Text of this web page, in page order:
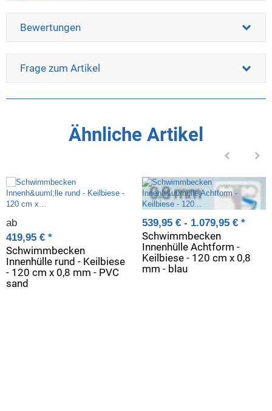
Bewertungen
Frage zum Artikel
Ähnliche Artikel
Schwimmbecken
Innenhülle rund - Keilbiese
- 120 cm x 0,8 mm - PVC
sand
ab
419,95 € *
Schwimmbecken
Innenhülle Achtform -
Keilbiese - 120 cm x 0,8
mm - blau
539,95 € - 1.079,95 € *